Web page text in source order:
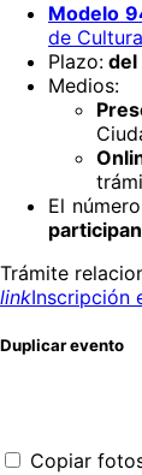
Modelo
de Cultura
Plazo: del
Medios:
El
Trámite
linkInscripción
Duplicar evento
Copiar